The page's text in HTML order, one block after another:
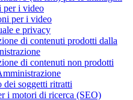
per i video
per i video
e privacy
di contenuti prodotti dalla
di contenuti non prodotti
dei soggetti ritratti
i motori di ricerca (SEO)